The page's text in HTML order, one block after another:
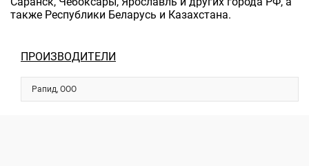
ПРОИЗВОДИТЕЛИ
Рапид, ООО
также Республики Беларусь и Казахстана.